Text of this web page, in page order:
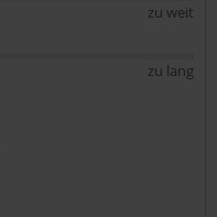
zu weit
zu lang